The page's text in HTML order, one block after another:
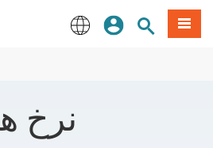
ورودسایتمنو
نرخ